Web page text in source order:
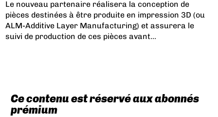
Le nouveau partenaire réalisera la conception de
pièces destinées à être produite en impression 3D (ou
ALM-Additive Layer Manufacturing) et assurera le
suivi de production de ces pièces avant...
Ce contenu est réservé aux abonnés
prémium